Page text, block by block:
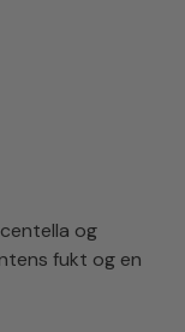
og
fukt og en